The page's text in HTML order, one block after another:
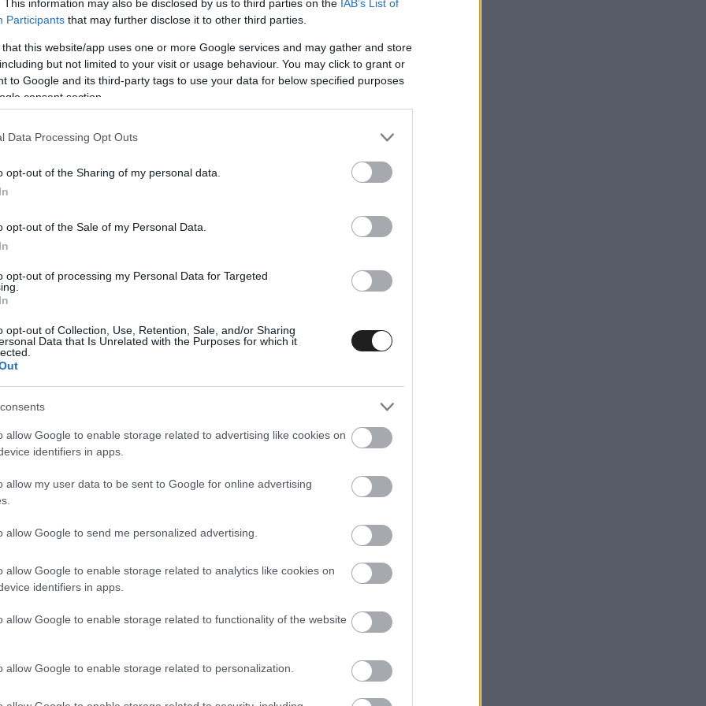
This information may also be disclosed by us to third parties on the IAB’s List of
Participants that may further disclose it to other third parties.
that this website/app uses one or more Google services and may gather and store
but not limited to your visit or usage behaviour. You may click to grant or
to Google and its third-party tags to use your data for below specified purposes
consent section.
Data Processing Opt Outs
opt-out of the Sharing of my personal data.
opt-out of the Sale of my Personal Data.
opt-out of processing my Personal Data for Targeted
opt-out of Collection, Use, Retention, Sale, and/or Sharing
Data that Is Unrelated with the Purposes for which it
allow Google to enable storage related to advertising like cookies on
identifiers in apps.
allow my user data to be sent to Google for online advertising
allow Google to send me personalized advertising.
allow Google to enable storage related to analytics like cookies on
identifiers in apps.
allow Google to enable storage related to functionality of the website
allow Google to enable storage related to personalization.
MÁJ. 22.
már tudták, hogy Lauda nem fog
korábban brutális dolgokat élt túl, és igazi hőse lett a
azonban kifogott rajta egy megfázás, olyannyira, hogy
azonban sajnos nem így alakultak a dolgok és tegnap
szomorú [&hellip;]
ban Laudát alakító Daniel Brühl is
a legendától
a közösségi oldalakon a kollégák, barátok, rajongók.
nem hagyta szó nélkül a szomorú hírt Daniel Brühl színész
című (magyar címén: Hajsza a győzelemért) filmben magát
a [&hellip;]
MÁJ. 21.